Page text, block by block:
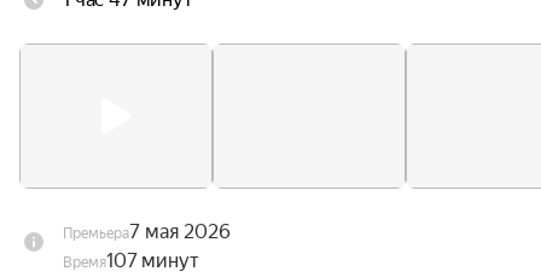
Премьера7 мая 2026
Время107 минут